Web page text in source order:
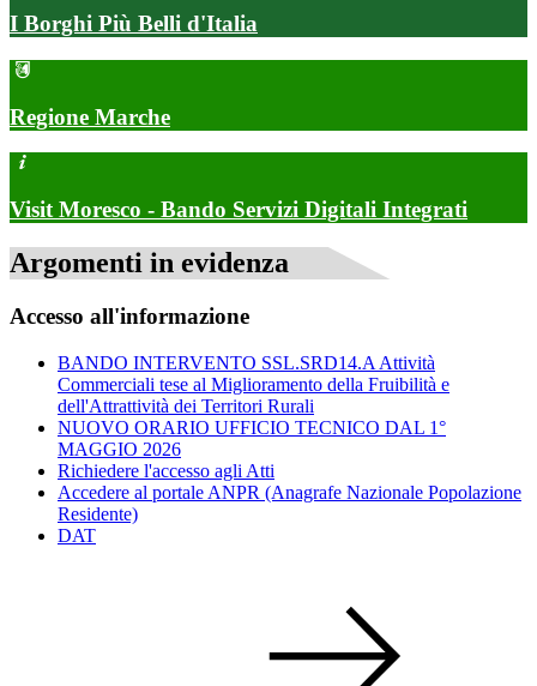
I Borghi Più Belli d'Italia
Regione Marche
Visit Moresco - Bando Servizi Digitali Integrati
Argomenti in evidenza
Accesso all'informazione
BANDO INTERVENTO SSL.SRD14.A Attività
Commerciali tese al Miglioramento della Fruibilità e
dell'Attrattività dei Territori Rurali
NUOVO ORARIO UFFICIO TECNICO DAL 1°
MAGGIO 2026
Richiedere l'accesso agli Atti
Accedere al portale ANPR (Anagrafe Nazionale Popolazione
Residente)
DAT